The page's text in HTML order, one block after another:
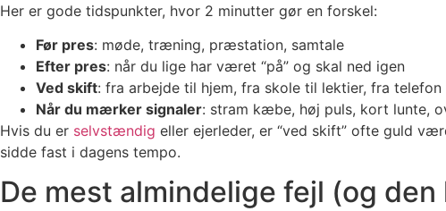
Her er gode tidspunkter, hvor 2 minutter gør en forskel:
Før pres: møde, træning, præstation, samtale
Efter pres: når du lige har været “på” og skal ned igen
Ved skift: fra arbejde til hjem, fra skole til lektier, fra telefon
Når du mærker signaler: stram kæbe, høj puls, kort lunte,
Hvis du er selvstændig eller ejerleder, er “ved skift” ofte guld
sidde fast i dagens tempo.
De mest almindelige fejl (og